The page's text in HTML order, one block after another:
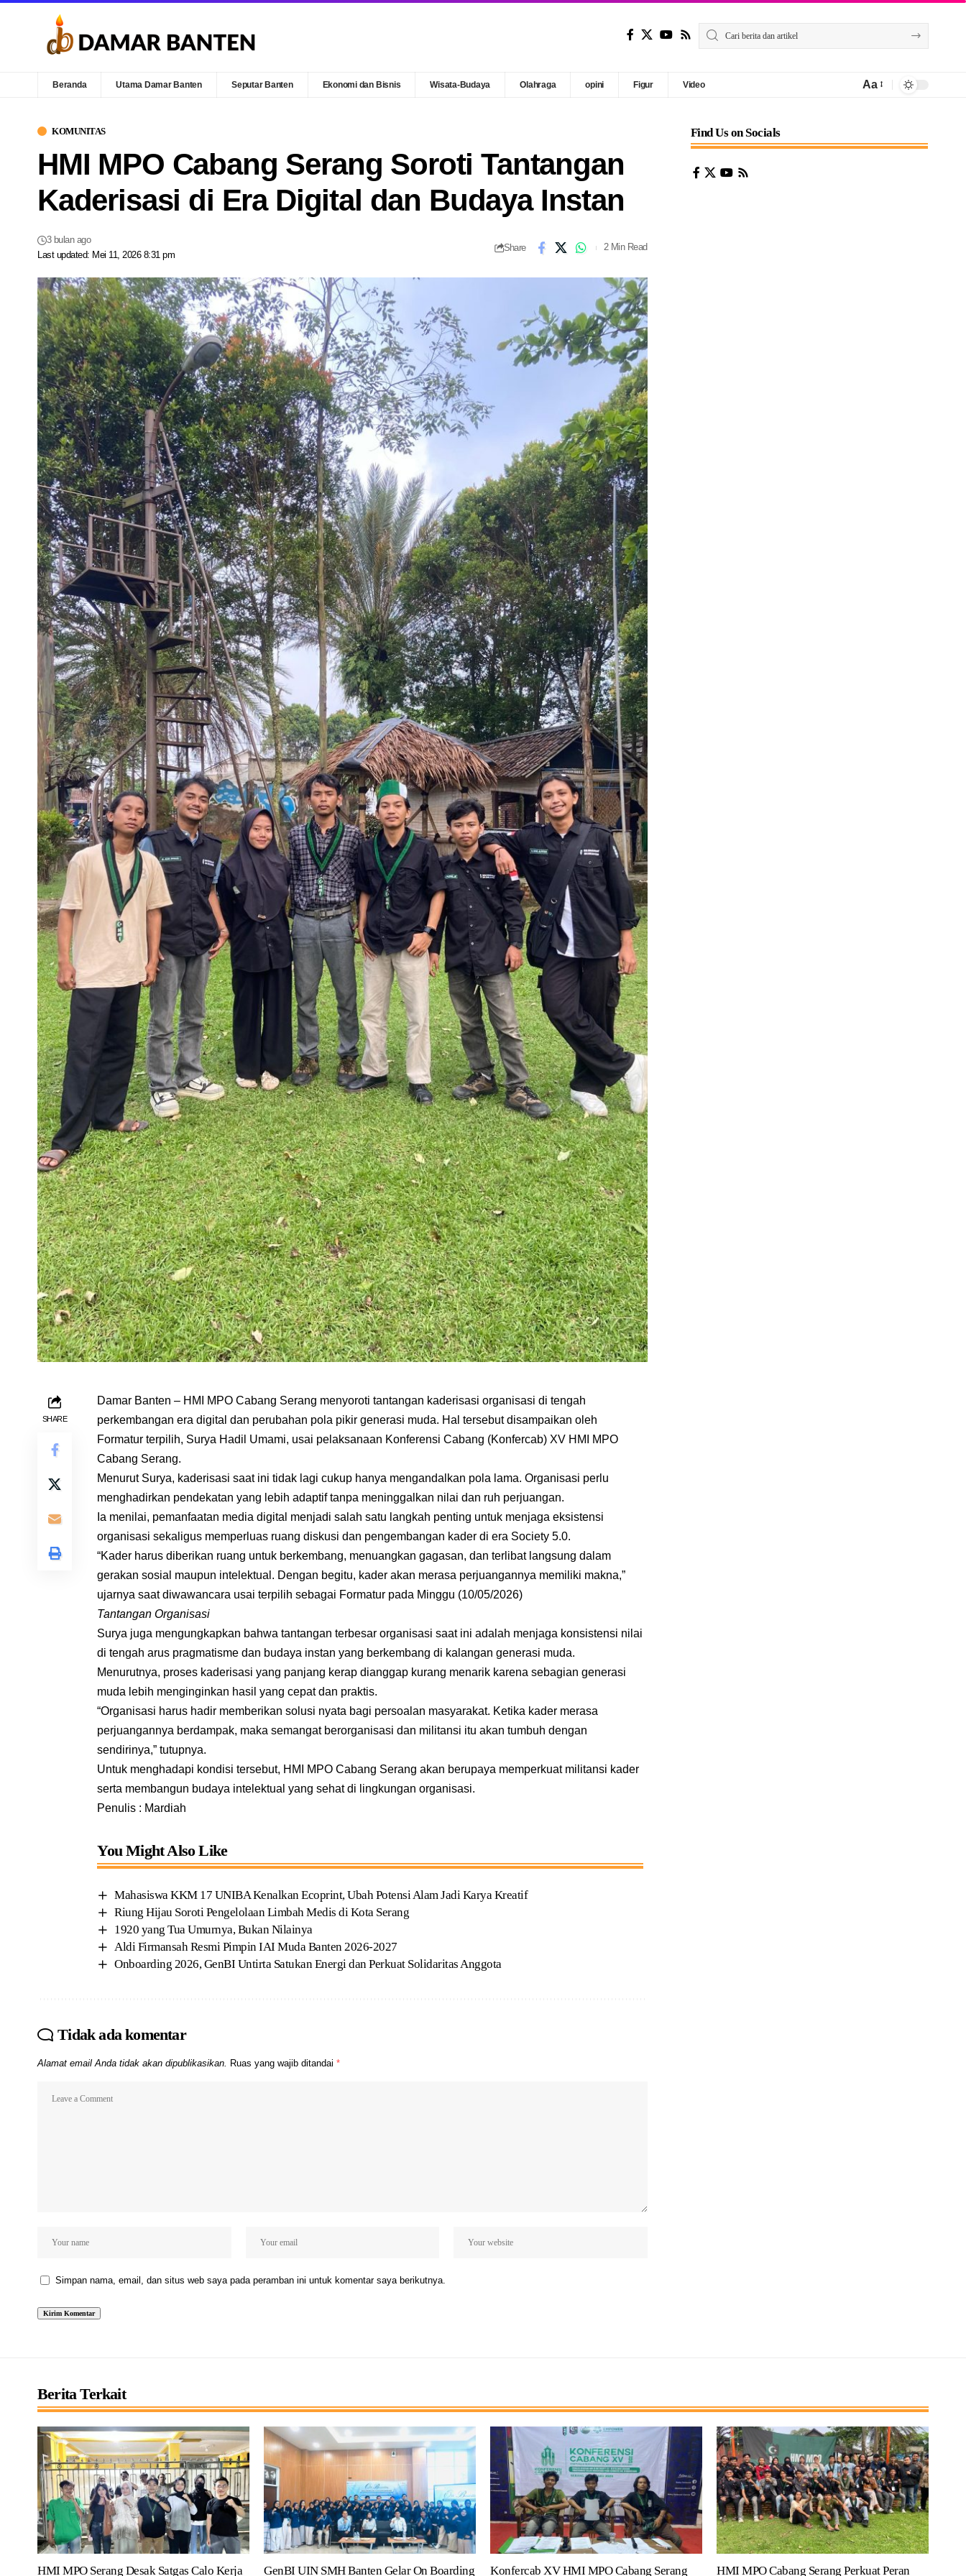
Beranda Utama Damar Banten Seputar Banten Ekonomi dan Bisnis Wisata-Budaya Olahraga opini Figur Video Aa
KOMUNITAS
HMI MPO Cabang Serang Soroti Tantangan
Kaderisasi di Era Digital dan Budaya Instan
Last updated: Mei 11, 2026 8:31 pm
3 bulan ago
Share 2 Min Read
SHARE
Damar Banten – HMI MPO Cabang Serang menyoroti tantangan kaderisasi organisasi di tengah
perkembangan era digital dan perubahan pola pikir generasi muda. Hal tersebut disampaikan oleh
Formatur terpilih, Surya Hadil Umami, usai pelaksanaan Konferensi Cabang (Konfercab) XV HMI MPO
Cabang Serang.
Menurut Surya, kaderisasi saat ini tidak lagi cukup hanya mengandalkan pola lama. Organisasi perlu
menghadirkan pendekatan yang lebih adaptif tanpa meninggalkan nilai dan ruh perjuangan.
Ia menilai, pemanfaatan media digital menjadi salah satu langkah penting untuk menjaga eksistensi
organisasi sekaligus memperluas ruang diskusi dan pengembangan kader di era Society 5.0.
“Kader harus diberikan ruang untuk berkembang, menuangkan gagasan, dan terlibat langsung dalam
gerakan sosial maupun intelektual. Dengan begitu, kader akan merasa perjuangannya memiliki makna,”
ujarnya saat diwawancara usai terpilih sebagai Formatur pada Minggu (10/05/2026)
Tantangan Organisasi
Surya juga mengungkapkan bahwa tantangan terbesar organisasi saat ini adalah menjaga konsistensi nilai
di tengah arus pragmatisme dan budaya instan yang berkembang di kalangan generasi muda.
Menurutnya, proses kaderisasi yang panjang kerap dianggap kurang menarik karena sebagian generasi
muda lebih menginginkan hasil yang cepat dan praktis.
“Organisasi harus hadir memberikan solusi nyata bagi persoalan masyarakat. Ketika kader merasa
perjuangannya berdampak, maka semangat berorganisasi dan militansi itu akan tumbuh dengan
sendirinya,” tutupnya.
Untuk menghadapi kondisi tersebut, HMI MPO Cabang Serang akan berupaya memperkuat militansi kader
serta membangun budaya intelektual yang sehat di lingkungan organisasi.
Penulis : Mardiah
You Might Also Like
Mahasiswa KKM 17 UNIBA Kenalkan Ecoprint, Ubah Potensi Alam Jadi Karya Kreatif
Riung Hijau Soroti Pengelolaan Limbah Medis di Kota Serang
1920 yang Tua Umurnya, Bukan Nilainya
Aldi Firmansah Resmi Pimpin IAI Muda Banten 2026-2027
Onboarding 2026, GenBI Untirta Satukan Energi dan Perkuat Solidaritas Anggota
Tidak ada komentar
Alamat email Anda tidak akan dipublikasikan. Ruas yang wajib ditandai *
Simpan nama, email, dan situs web saya pada peramban ini untuk komentar saya berikutnya.
Find Us on Socials
Berita Terkait
HMI MPO Serang Desak Satgas Calo Kerja GenBI UIN SMH Banten Gelar On Boarding Konfercab XV HMI MPO Cabang Serang HMI MPO Cabang Serang Perkuat Peran